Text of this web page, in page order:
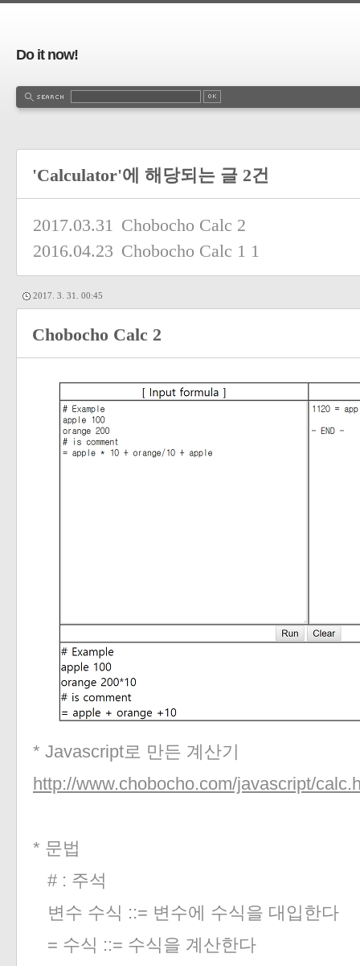
Do it now!
'Calculator'에 해당되는 글 2건
2017.03.31 Chobocho Calc 2
2016.04.23 Chobocho Calc 1 1
2017. 3. 31. 00:45
Chobocho Calc 2
* Javascript로 만든 계산기
http://www.chobocho.com/javascript/
* 문법
# : 주석
변수 수식 ::= 변수에 수식을 대입한다
= 수식 ::= 수식을 계산한다